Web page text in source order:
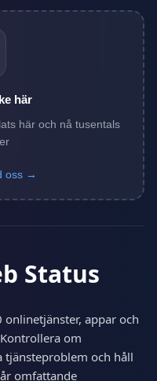
här
här och nå tusentals
oss →
Status
appar och
om
tjänsteproblem och håll
omfattande